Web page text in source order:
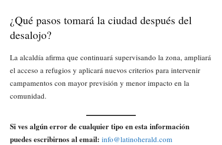
¿Qué pasos tomará la ciudad después del
desalojo?
La alcaldía afirma que continuará supervisando la zona, ampliará
el acceso a refugios y aplicará nuevos criterios para intervenir
campamentos con mayor previsión y menor impacto en la
comunidad.
Si ves algún error de cualquier tipo en esta información
puedes escribirnos al email: info@latinoherald.com